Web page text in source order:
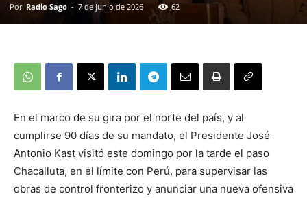
Por Radio Sago - 7 de junio de 2026 62
En el marco de su gira por el norte del país, y al
cumplirse 90 días de su mandato, el Presidente José
Antonio Kast visitó este domingo por la tarde el paso
Chacalluta, en el límite con Perú, para supervisar las
obras de control fronterizo y anunciar una nueva ofensiva